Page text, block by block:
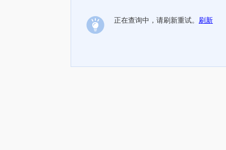
正在查询中，请刷新重试。 刷新